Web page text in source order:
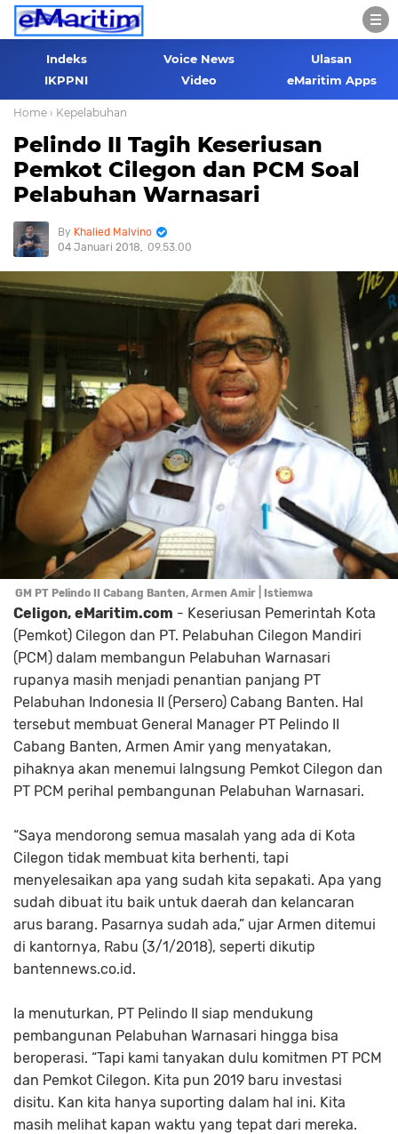
Indeks Voice News
Ulasan
IKPPNI
Video eMaritim Apps
Home › Kepelabuhan
Pelindo II Tagih Keseriusan
Pemkot Cilegon dan PCM Soal
Pelabuhan Warnasari
Khalied Malvino
04 Januari 2018
09.53.00
GM PT Pelindo II Cabang Banten, Armen Amir | Istiemwa
Celigon, eMaritim.com - Keseriusan Pemerintah Kota
(Pemkot) Cilegon dan PT. Pelabuhan Cilegon Mandiri
(PCM) dalam membangun Pelabuhan Warnasari
rupanya masih menjadi penantian panjang PT
Pelabuhan Indonesia II (Persero) Cabang Banten. Hal
tersebut membuat General Manager PT Pelindo II
Cabang Banten, Armen Amir yang menyatakan,
pihaknya akan menemui lalngsung Pemkot Cilegon dan
PT PCM perihal pembangunan Pelabuhan Warnasari.
“Saya mendorong semua masalah yang ada di Kota
Cilegon tidak membuat kita berhenti, tapi
menyelesaikan apa yang sudah kita sepakati. Apa yang
sudah dibuat itu baik untuk daerah dan kelancaran
arus barang. Pasarnya sudah ada,” ujar Armen ditemui
di kantornya, Rabu (3/1/2018), seperti dikutip
bantennews.co.id.
Ia menuturkan, PT Pelindo II siap mendukung
pembangunan Pelabuhan Warnasari hingga bisa
beroperasi. “Tapi kami tanyakan dulu komitmen PT PCM
dan Pemkot Cilegon. Kita pun 2019 baru investasi
disitu. Kan kita hanya suporting dalam hal ini. Kita
masih melihat kapan waktu yang tepat dari mereka.